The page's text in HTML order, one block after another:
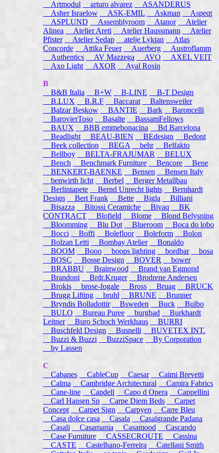
Artmodul
arturo alvarez
ASANDERUS
Asher Israelow
ASK-EMIL Askman
Aspeqt
ASPLUND
Assemblyroom Atanor
Atelier
Alinea
Atelier Areti Atelier Haussmann
Atelier
Pfister
Atelier Sedap atelje Lyktan
Atlas
Concorde
Attika Feuer Auerberg
Austroflamm
Authentics
AV Mazzega AVO
AXEL VEIT
Axo Light
AXOR Ayal Rosin
B
B&B Italia
B+W B-LINE
B-T Design
B.LUX
B.R.F Baccarat
Baltensweiler
Balzar Beskow
BANTIE Bark
Baroncelli
BarovierToso
Basalte
BassamFellows
BAUX
BBB emmebonacina
Bd Barcelona
Beadlight
BEAU-BIEN BEdesign
Bedont
Beek collection
BEGA behr
Belfakto
Bellboy
BELTA-FRAJUMAR
BELUX
Bench
Benchmark Furniture Bencore
Bene
BENKERT-BAENKE
Bensen
Bensen Italy
benwirth licht
Berbel
Berger Metallbau
Berlintapete
Bernd Unrecht lights
Bernhardt
Design
Bert Frank Bette Bigla
Billiani
Bisazza
Bitossi Ceramiche Bivaq
BK
CONTRACT
Blofield Blome Blond Belysning
Bloomming
Blu Dot Blueroom
Boca do lobo
Bocci
Boffi Bolefloor Boleform
Bolon
Bolzan Letti
Bombay Atelier
Bonaldo
BOOM
Booo boops lighting bordbar
bosa
BOSC
Bosse Design BOVER
bower
BRABBU
Brainwood
Brand van Egmond
Brandoni
Brdr.Kruger
Brodrene Andersen
Brokis
brose-fogale Bross Bruag
BRUCK
Brugg Lifting
bruhl BRUNE
Brunner
Bryndis Bolladottir
Bsweden Buck
Bulbo
BULO
Bureau Puree burgbad
Burkhardt
Leitner
Buro Schoch Werkhaus
BURRI
Buschfeld Design
Busnelli
BUVETEX INT.
Buzzi & Buzzi
BuzziSpace By Corporation
by Lassen
C
Cabanes
CableCup Caesar
Caimi Brevetti
Calma
Cambridge Architectural
Camira Fabrics
Cane-line
Capdell Capo d Opera
Cappellini
Carl Hansen Sn
Carpe Diem Beds
Carpet
Concept
Carpet Sign Carpyen
Carre Bleu
Casa dolce casa
Casala
Casalgrande Padana
Casali
Casamania Casamood
Cascando
Case Furniture
CASSECROUTE
Cassina
CASTE
Castelhano-Ferreira
Catellani Smith